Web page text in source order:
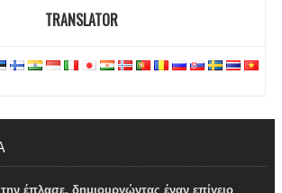
TRANSLATOR
έπλασε, δημιουργώντας έναν επίγειο